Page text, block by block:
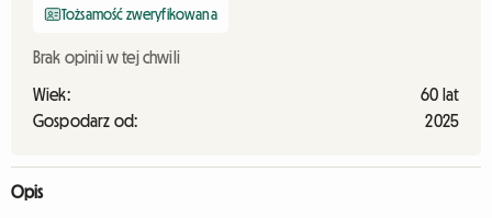
Tożsamość zweryfikowana
Brak opinii w tej chwili
Wiek:
60 lat
Gospodarz od:
2025
Opis